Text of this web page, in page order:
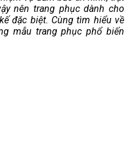
nên trang phục dành cho
đặc biệt. Cùng tìm hiểu về
mẫu trang phục phổ biến